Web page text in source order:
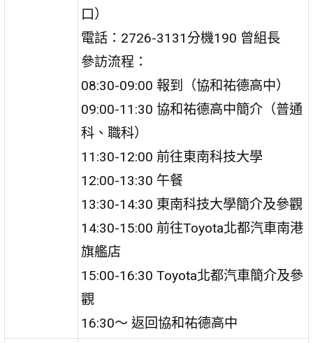
口）
電話：2726-3131分機190 曾組長
參訪流程：
08:30-09:00 報到（協和祐德高中）
09:00-11:30 協和祐德高中簡介（普通
科、職科）
11:30-12:00 前往東南科技大學
12:00-13:30 午餐
13:30-14:30 東南科技大學簡介及參觀
14:30-15:00 前往Toyota北都汽車南港
旗艦店
15:00-16:30 Toyota北都汽車簡介及參
觀
16:30～ 返回協和祐德高中